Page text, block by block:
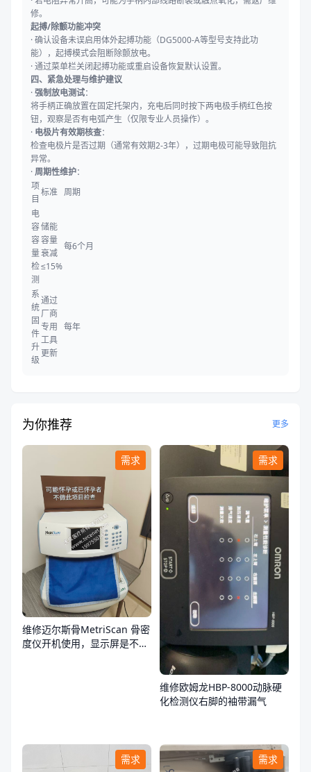
修。
起搏/除颤功能冲突
·确认设备未误启用体外起搏功能（DG5000-A等型号支持此功
能），起搏模式会阻断除颤放电。
·通过菜单栏关闭起搏功能或重启设备恢复默认设置。
四、紧急处理与维护建议
·强制放电测试：
将手柄正确放置在固定托架内，充电后同时按下两电极手柄红色按
钮，观察是否有电弧产生（仅限专业人员操作）。
· 电极片有效期核查：
检查电极片是否过期（通常有效期2-3年），过期电极可能导致阻抗
异常。
·周期性维护：
项
目
标准 周期
电
容
容
量
检
测
储能
容量
衰减
≤15%
每6个月
系
统
固
件
升
级
通过
厂商
专用
工具
更新
每年
为你推荐 更多
需求
维修迈尔斯骨MetriScan 骨密
度仪开机使用，显示屏是不
需求
维修欧姆龙HBP-8000动脉硬
化检测仪右脚的袖带漏气
需求 需求